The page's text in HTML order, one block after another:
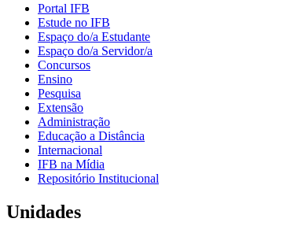
Portal IFB
Estude no IFB
Espaço do/a Estudante
Espaço do/a Servidor/a
Concursos
Ensino
Pesquisa
Extensão
Administração
Educação a Distância
Internacional
IFB na Mídia
Repositório Institucional
Unidades